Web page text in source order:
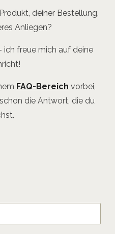
deiner Bestellung,
Anliegen?
ich freue mich auf deine
FAQ-Bereich vorbei,
die Antwort, die du